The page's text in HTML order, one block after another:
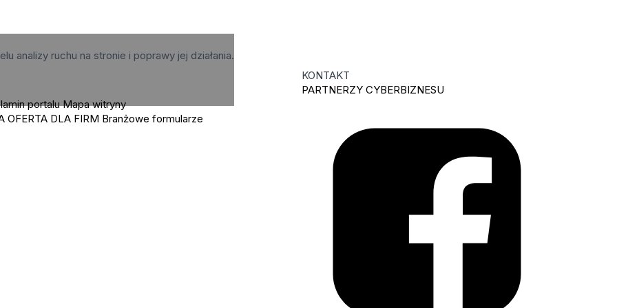
analizy ruchu na stronie i poprawy jej działania.
portalu Mapa witryny
OFERTA DLA FIRM Branżowe formularze
KONTAKT
PARTNERZY CYBERBIZNESU